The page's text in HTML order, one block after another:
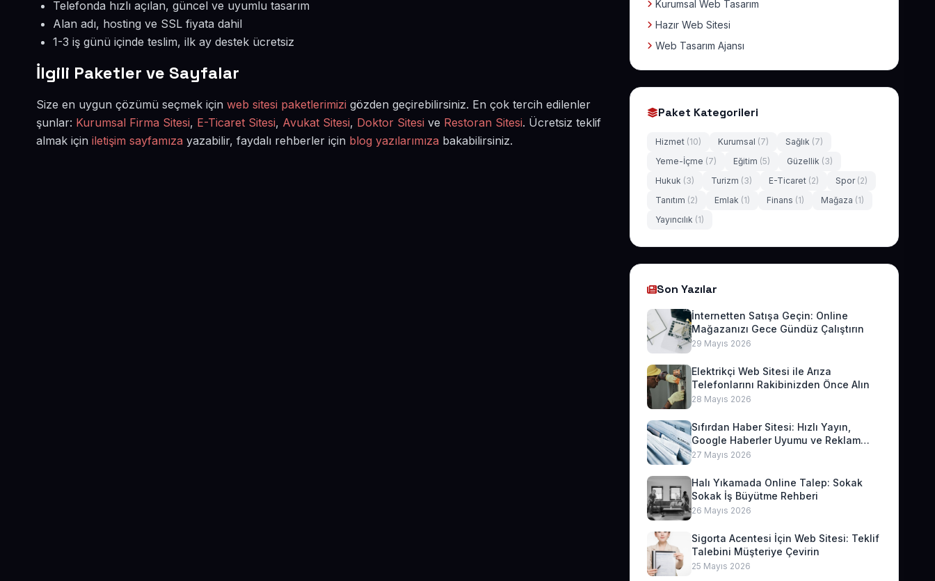
Telefonda hızlı açılan, güncel ve uyumlu tasarım
Alan adı, hosting ve SSL fiyata dahil
1-3 iş günü içinde teslim, ilk ay destek ücretsiz
İlgili Paketler ve Sayfalar
Size en uygun çözümü seçmek için web sitesi paketlerimizi gözden geçirebilirsiniz. En çok tercih edilenler
şunlar: Kurumsal Firma Sitesi, E-Ticaret Sitesi, Avukat Sitesi, Doktor Sitesi ve Restoran Sitesi. Ücretsiz teklif
almak için iletişim sayfamıza yazabilir, faydalı rehberler için blog yazılarımıza bakabilirsiniz.
Kurumsal Web Tasarım
Hazır Web Sitesi
Web Tasarım Ajansı
Paket Kategorileri
Hizmet (10) Kurumsal (7) Sağlık (7)
Yeme-İçme (7) Eğitim (5) Güzellik (3)
Hukuk (3) Turizm (3) E-Ticaret (2) Spor (2)
Tanıtım (2) Emlak (1) Finans (1) Mağaza (1)
Yayıncılık (1)
Son Yazılar
İnternetten Satışa Geçin: Online
Mağazanızı Gece Gündüz Çalıştırın
29 Mayıs 2026
Elektrikçi Web Sitesi ile Arıza
Telefonlarını Rakibinizden Önce Alın
28 Mayıs 2026
Sıfırdan Haber Sitesi: Hızlı Yayın,
Google Haberler Uyumu ve Reklam
Geliri
27 Mayıs 2026
Halı Yıkamada Online Talep: Sokak
Sokak İş Büyütme Rehberi
26 Mayıs 2026
Sigorta Acentesi İçin Web Sitesi: Teklif
Talebini Müşteriye Çevirin
25 Mayıs 2026